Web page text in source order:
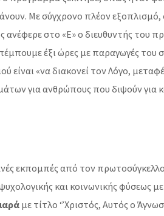
Με σύγχρονο πλέον
ανέφερε στο «Ε» ο διευθυντής του
έξι ώρες με παραγωγές
είναι «να διακονεί τον Λόγο,
για ανθρώπους που διψούν
εκπομπές από τον
ψυχολογικής και κοινωνικής
με τίτλο ‘’Χριστός, Αυτός ο